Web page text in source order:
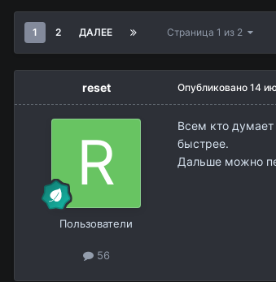
1 2 ДАЛЕЕ Страница 1 из 2
reset
Пользователи
56
Опубликовано 14
Всем кто
быстрее.
Дальше можно